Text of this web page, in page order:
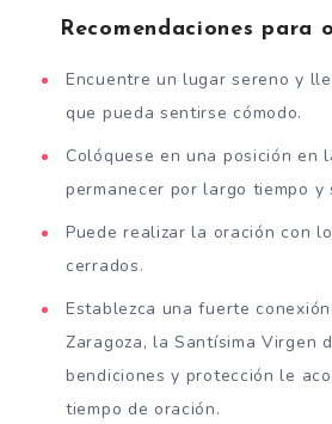
Recomendaciones para
Encuentre un lugar sereno y
que pueda sentirse cómodo.
Colóquese en una posición en
permanecer por largo tiempo y
Puede realizar la oración con
cerrados.
Establezca una fuerte
Zaragoza, la Santísima Virgen
bendiciones y protección le
tiempo de oración.